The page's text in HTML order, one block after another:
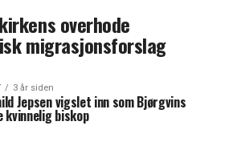
overhode
migrasjonsforslag
3 år siden
Jepsen vigslet inn som Bjørgvins
biskop